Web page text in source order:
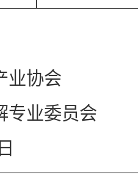
业协会
专业委员会